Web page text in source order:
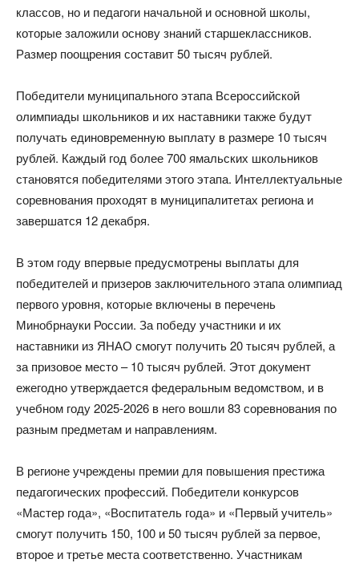
классов, но и педагоги начальной и основной школы,
которые заложили основу знаний старшеклассников.
Размер поощрения составит 50 тысяч рублей.
Победители муниципального этапа Всероссийской
олимпиады школьников и их наставники также будут
получать единовременную выплату в размере 10 тысяч
рублей. Каждый год более 700 ямальских школьников
становятся победителями этого этапа. Интеллектуальные
соревнования проходят в муниципалитетах региона и
завершатся 12 декабря.
В этом году впервые предусмотрены выплаты для
победителей и призеров заключительного этапа олимпиад
первого уровня, которые включены в перечень
Минобрнауки России. За победу участники и их
наставники из ЯНАО смогут получить 20 тысяч рублей, а
за призовое место – 10 тысяч рублей. Этот документ
ежегодно утверждается федеральным ведомством, и в
учебном году 2025-2026 в него вошли 83 соревнования по
разным предметам и направлениям.
В регионе учреждены премии для повышения престижа
педагогических профессий. Победители конкурсов
«Мастер года», «Воспитатель года» и «Первый учитель»
смогут получить 150, 100 и 50 тысяч рублей за первое,
второе и третье места соответственно. Участникам